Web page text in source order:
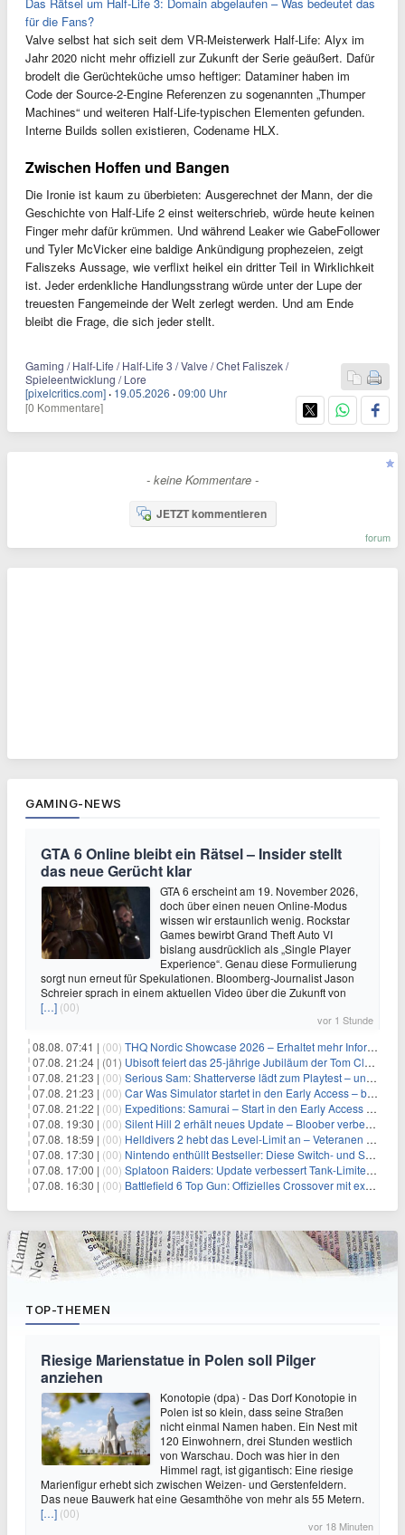
für die Fans?
Valve selbst hat sich seit dem VR-Meisterwerk Half-Life: Alyx im
Jahr 2020 nicht mehr offiziell zur Zukunft der Serie geäußert. Dafür
brodelt die Gerüchteküche umso heftiger: Dataminer haben im
Code der Source-2-Engine Referenzen zu sogenannten „Thumper
Machines“ und weiteren Half-Life-typischen Elementen gefunden.
Interne Builds sollen existieren, Codename HLX.
Zwischen Hoffen und Bangen
Die Ironie ist kaum zu überbieten: Ausgerechnet der Mann, der die
Geschichte von Half-Life 2 einst weiterschrieb, würde heute keinen
Finger mehr dafür krümmen. Und während Leaker wie GabeFollower
und Tyler McVicker eine baldige Ankündigung prophezeien, zeigt
Faliszeks Aussage, wie verflixt heikel ein dritter Teil in Wirklichkeit
ist. Jeder erdenkliche Handlungsstrang würde unter der Lupe der
treuesten Fangemeinde der Welt zerlegt werden. Und am Ende
bleibt die Frage, die sich jeder stellt.
Gaming / Half-Life / Half-Life 3 / Valve / Chet Faliszek /
Spieleentwicklung / Lore
[pixelcritics.com] · 19.05.2026 ·09:00 Uhr
[0 Kommentare]
- keine Kommentare -
JETZT kommentieren
forum
GAMING-NEWS
GTA 6 Online bleibt ein Rätsel – Insider stellt
das neue Gerücht klar
GTA 6 erscheint am 19. November 2026,
doch über einen neuen Online-Modus
wissen wir erstaunlich wenig. Rockstar
Games bewirbt Grand Theft Auto VI
bislang ausdrücklich als „Single Player
Experience“. Genau diese Formulierung
sorgt nun erneut für Spekulationen. Bloomberg-Journalist Jason
Schreier sprach in einem aktuellen Video über die Zukunft von
[…] (00)
vor 1 Stunde
08.08. 07:41 | (00) THQ Nordic Showcase 2026 – Erhaltet mehr Informationen
07.08. 21:24 | (01) Ubisoft feiert das 25-jährige Jubiläum der Tom Clancy’s Ghost Recon-Reihe
07.08. 21:23 | (00) Serious Sam: Shatterverse lädt zum Playtest – und erscheint schon bald!
07.08. 21:23 | (00) Car Was Simulator startet in den Early Access – bald gehts los!
07.08. 21:22 | (00) Expeditions: Samurai – Start in den Early Access ab heute im feudalen Japan
07.08. 19:30 | (00) Silent Hill 2 erhält neues Update – Bloober verbessert Grafik und Performance
07.08. 18:59 | (00) Helldivers 2 hebt das Level-Limit an – Veteranen können endlich weiter aufsteigen
07.08. 17:30 | (00) Nintendo enthüllt Bestseller: Diese Switch- und Switch-2-Spiele verkaufen sich am besten
07.08. 17:00 | (00) Splatoon Raiders: Update verbessert Tank-Limiter und behebt Bugs
07.08. 16:30 | (00) Battlefield 6 Top Gun: Offizielles Crossover mit exklusiven Inhalten angekündigt
TOP-THEMEN
Riesige Marienstatue in Polen soll Pilger
anziehen
Konotopie (dpa) - Das Dorf Konotopie in
Polen ist so klein, dass seine Straßen
nicht einmal Namen haben. Ein Nest mit
120 Einwohnern, drei Stunden westlich
von Warschau. Doch was hier in den
Himmel ragt, ist gigantisch: Eine riesige
Marienfigur erhebt sich zwischen Weizen- und Gerstenfeldern.
Das neue Bauwerk hat eine Gesamthöhe von mehr als 55 Metern.
[…] (00)
vor 18 Minuten